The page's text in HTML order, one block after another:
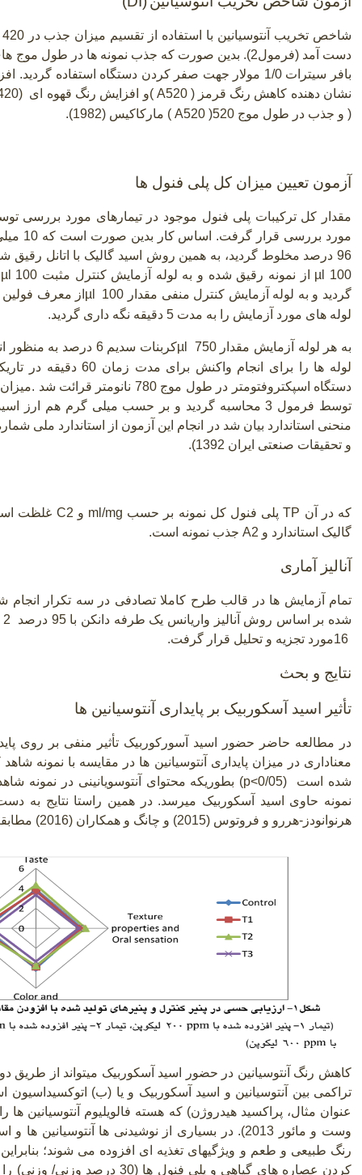
بافر سیترات 1/0 مولار جهت صفر کردن دستگاه استفاده گردید. افزایش در
نشان دهنده کاهش رنگ قرمز ( A520 )و افزایش رنگ قهوه ای
) و جذب در طول موج 520 ( A520 ) مارکاکیس (1982).
آزمون تعیین میزان کل پلی فنول ها
مقدار کل ترکیبات پلی فنول موجود در تیمارهای مورد بررسی
96 درصد مخلوط گردید، به همین روش اسید گالیک با اتانل
100
µl از نمونه رقیق شده و به لوله آزمایش کنترل مثبت 100
گردید و به لوله آزمایش کنترل منفی مقدار 100
µl از معرف
لوله های مورد آزمایش را به مدت 5 دقیقه نگه داری گردید.
به هر لوله آزمایش مقدار 750 µl
کربنات سدیم 6 درصد
لوله ها را برای انجام
دستگاه اسپکتروفتومتر در طول موج 780 نانومتر قرائت شد
.
توسط فرمول 3 محاسبه گردید و بر حسب میلی گرم هم ارز
و تحقیقات صنعتی ایران 1392 .(
که در آن TP پلی فنول کل نمونه بر حسب ml/mg و C2 غلظت
گالیک استاندارد و A2 جذب نمونه است.
آنالیز آماری
تمام آزمایش ها در قالب طرح کاملا تصادفی در سه تکرار
شده بر اساس روش آنالیز واریانس یک طرفه دانکن با 95 درصد
2
16مورد تجزیه و تحلیل قرار گرفت.
نتایج و بحث
تأثیر اسید آسکوربیک بر پایداری آنتوسیانین ها
در مطالعه حاضر حضور اسید آسورکوربیک تأثیر منفی بر روی
معناداری در میزان پایداری آنتوسیانین ها در مقایسه با نمونه
شده است
p<0/05)) بطوریکه محتوای آنتوسویانینی در نمونه شاهد
هرنوانودز-هررو و فروتوس (2015) و چانگ و همکاران (2016) مطابقت داشت
کاهش رنگ آنتوسیانین در حضور اسید آسکوربیک میتواند از طریق
تراکمی بین آنتوسیانین و اسید آسکوربیک و یا (ب) اتوکسیداسیون
عنوان مثال، پراکسید هیدروژن) که هسته فالویلیوم آنتوسیانین
وست و مائور 2013). در بسیاری از نوشیدنی ها
رنگ طبیعی و طعم و ویژگیهای تغذیه ای افزوده می شوند؛
کردن عصاره های گیاهی و پلی فنول